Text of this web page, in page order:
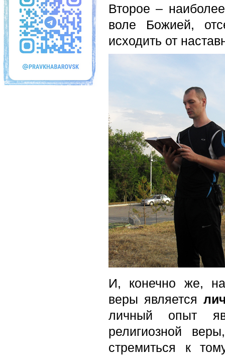
Второе –
воле Божией,
исходить от
И, конечно же,
веры является
личный опыт
религиозной
стремиться к